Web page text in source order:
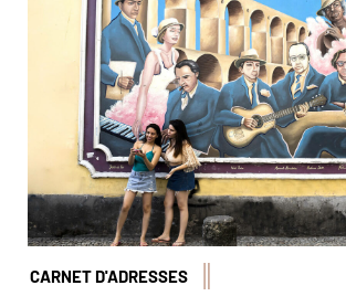
© Marta Nascimento/Réa
CARNET D'ADRESSES